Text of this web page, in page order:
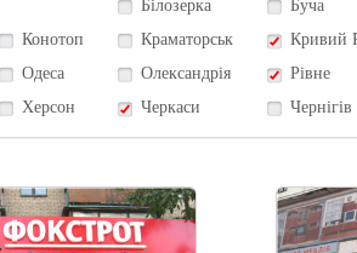
Білозерка
Буча
Конотоп
Краматорськ
Кривий
Одеса
Олександрія
Рівне
Херсон
Черкаси Чернігів